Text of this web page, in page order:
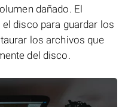
dañado. El
disco para guardar los
los archivos que
del disco.